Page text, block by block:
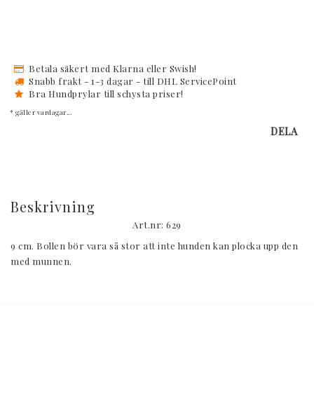
Betala säkert med Klarna eller Swish!
Snabb frakt - 1-3 dagar - till DHL ServicePoint
Bra Hundprylar till schysta priser!
* gäller vardagar...
DELA
Beskrivning
Art.nr: 629
9 cm. Bollen bör vara så stor att inte hunden kan plocka upp den
med munnen.